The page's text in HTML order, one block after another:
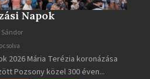
Napok
2026 Mária Terézia koronázása
Pozsony közel 300 éven...